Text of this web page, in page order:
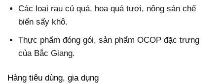
Các loại rau củ quả, hoa quả tươi, nông sản chế
biến sấy khô.
Thực phẩm đóng gói, sản phẩm OCOP đặc trưng
của Bắc Giang.
Hàng tiêu dùng, gia dụng